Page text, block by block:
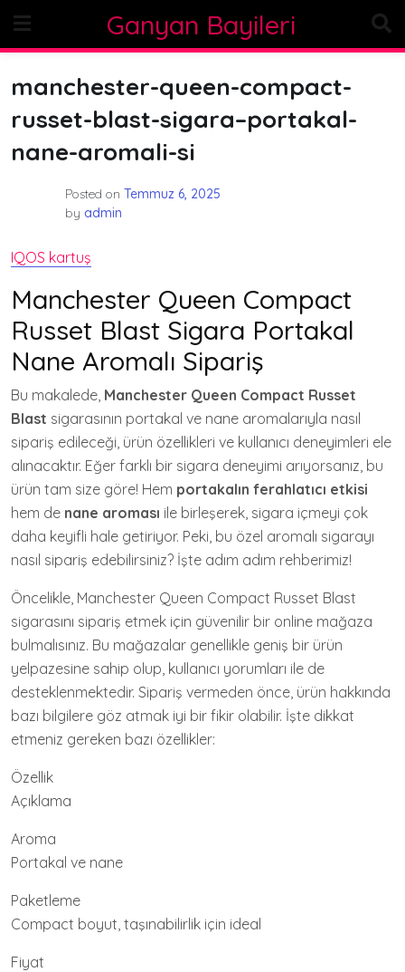
content
Ganyan Bayileri
manchester-queen-compact-
russet-blast-sigara–portakal-
nane-aromali-si
Posted on Temmuz 6, 2025
by admin
IQOS kartuş
Manchester Queen Compact
Russet Blast Sigara Portakal
Nane Aromalı Sipariş
Bu makalede, Manchester Queen Compact Russet
Blast sigarasının portakal ve nane aromalarıyla nasıl
sipariş edileceği, ürün özellikleri ve kullanıcı deneyimleri ele
alınacaktır. Eğer farklı bir sigara deneyimi arıyorsanız, bu
ürün tam size göre! Hem portakalın ferahlatıcı etkisi
hem de nane aroması ile birleşerek, sigara içmeyi çok
daha keyifli hale getiriyor. Peki, bu özel aromalı sigarayı
nasıl sipariş edebilirsiniz? İşte adım adım rehberimiz!
Öncelikle, Manchester Queen Compact Russet Blast
sigarasını sipariş etmek için güvenilir bir online mağaza
bulmalısınız. Bu mağazalar genellikle geniş bir ürün
yelpazesine sahip olup, kullanıcı yorumları ile de
desteklenmektedir. Sipariş vermeden önce, ürün hakkında
bazı bilgilere göz atmak iyi bir fikir olabilir. İşte dikkat
etmeniz gereken bazı özellikler:
Özellik
Açıklama
Aroma
Portakal ve nane
Paketleme
Compact boyut, taşınabilirlik için ideal
Fiyat